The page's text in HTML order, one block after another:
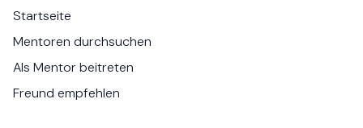
Startseite
Mentoren durchsuchen
Als Mentor beitreten
Freund empfehlen